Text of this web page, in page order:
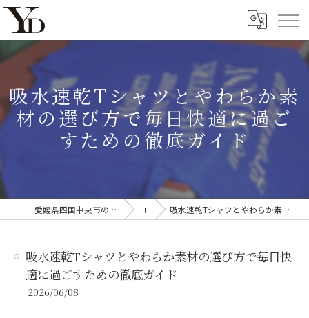
吸水速乾Tシャツとやわらか素
材の選び方で毎日快適に過ご
すための徹底ガイド
愛媛県四国中央市のオリジナルTシャツならYanagi'D コラム 吸水速乾Tシャツとやわらか素材の選び方で毎日快適に過ごすための徹底ガイド
吸水速乾Tシャツとやわらか素材の選び方で毎日快
適に過ごすための徹底ガイド
2026/06/08